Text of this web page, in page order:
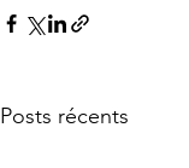
Posts récents